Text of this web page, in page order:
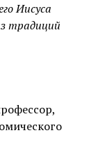
Иисуса
традиций